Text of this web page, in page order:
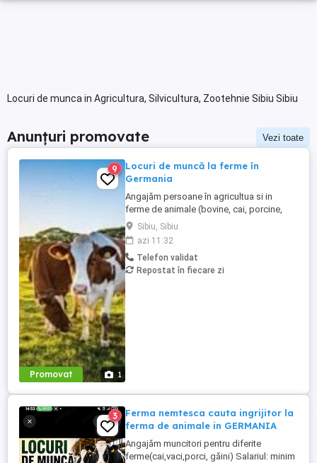
Locuri de munca in Agricultura, Silvicultura, Zootehnie Sibiu Sibiu
Anunțuri promovate Vezi toate
Promovat 1
9
Locuri de muncă la ferme în
Germania
Angajăm persoane în agricultua si in
ferme de animale (bovine, cai, porcine,
caprine, si păsari) în Germania. Salar
atractiv incepand cu1900 euro net lună
plus ore suplimentare plătite Cazare și
asigurare de sănătate plătite de angajator
Transport până la locul de muncă Nu se
Sibiu, Sibiu
azi 11:32
Telefon validat
Repostat în fiecare zi
3
Ferma nemtesca cauta ingrijitor la
ferma de animale in GERMANIA
Angajăm muncitori pentru diferite
ferme(cai,vaci,porci, găini) Salariul: minim